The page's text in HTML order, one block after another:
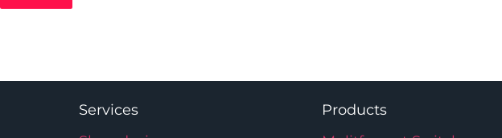
Services
Products